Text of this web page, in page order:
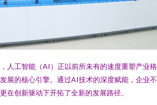
人工智能（AI）正以前所未有的速度重塑产业格
展的核心引擎。通过AI技术的深度赋能，企业
在创新驱动下开拓了全新的发展路径。